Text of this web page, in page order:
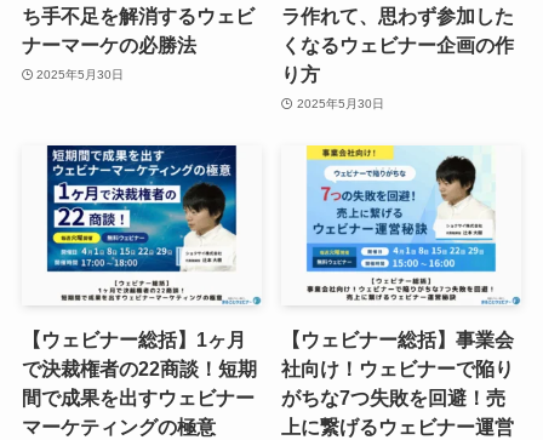
ち手不足を解消するウェビ
ナーマーケの必勝法
2025年5月30日
ラ作れて、思わず参加した
くなるウェビナー企画の作
り方
2025年5月30日
【ウェビナー総括】1ヶ月
で決裁権者の22商談！短期
間で成果を出すウェビナー
マーケティングの極意
【ウェビナー総括】事業会
社向け！ウェビナーで陥り
がちな7つ失敗を回避！売
上に繋げるウェビナー運営